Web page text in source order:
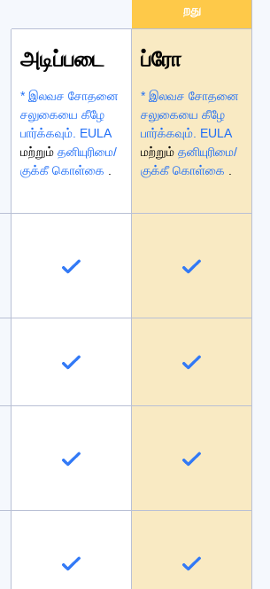
றது
அடிப்படை
* இலவச சோதனை
சலுகையை கீழே
பார்க்கவும். EULA
மற்றும் தனியுரிமை/
குக்கீ கொள்கை .
ப்ரோ
* இலவச சோதனை
சலுகையை கீழே
பார்க்கவும். EULA
மற்றும் தனியுரிமை/
குக்கீ கொள்கை .